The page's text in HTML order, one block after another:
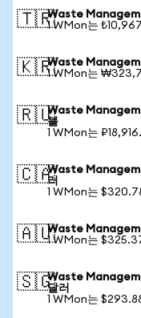
🇹🇷Waste
1 WMon는
🇰🇷Waste
1 WMon는
🇷🇺Waste
블
1 WMon는
🇨🇦Waste
러
1 WMon는
🇦🇺Waste
1 WMon는
🇸🇬Waste
달러
1 WMon는